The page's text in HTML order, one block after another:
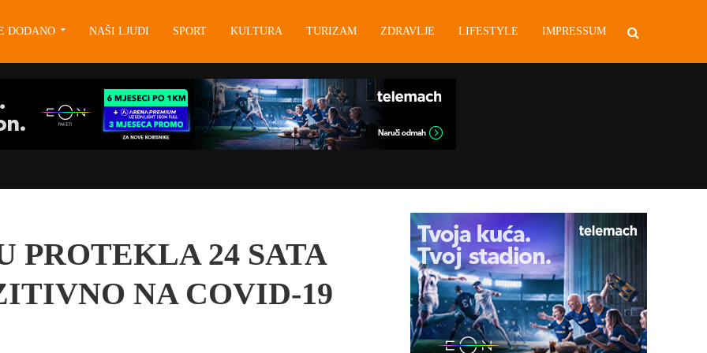
DODANO NAŠI LJUDI SPORT KULTURA TURIZAM ZDRAVLJE LIFESTYLE IMPRESSUM
PROTEKLA 24 SATA
NA COVID-19